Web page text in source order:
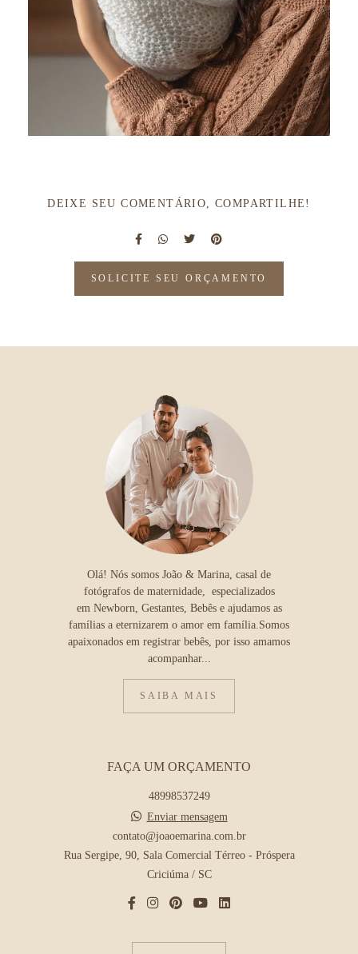
DEIXE SEU COMENTÁRIO, COMPARTILHE!
SOLICITE SEU ORÇAMENTO
Olá! Nós somos João & Marina, casal de
fotógrafos de maternidade, especializados
em Newborn, Gestantes, Bebês e ajudamos as
famílias a eternizarem o amor em família.Somos
apaixonados em registrar bebês, por isso amamos
acompanhar...
SAIBA MAIS
FAÇA UM ORÇAMENTO
48998537249
Enviar mensagem
contato@joaoemarina.com.br
Rua Sergipe, 90, Sala Comercial Térreo - Próspera
Criciúma / SC